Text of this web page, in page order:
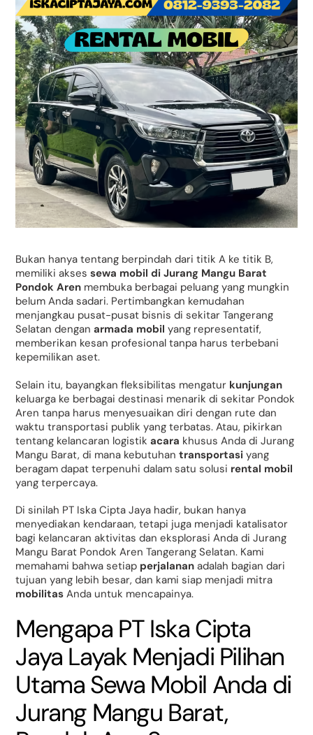
Bukan hanya tentang berpindah dari titik A ke titik B,
memiliki aksessewa mobil di Jurang Mangu Barat
Pondok Aren membuka berbagai peluang yang mungkin
belum Anda sadari. Pertimbangkan kemudahan
menjangkau pusat-pusat bisnis di sekitar Tangerang
Selatan denganarmada mobil yang representatif,
memberikan kesan profesional tanpa harus terbebani
kepemilikan aset.
Selain itu, bayangkan fleksibilitas mengatur kunjungan
keluarga ke berbagai destinasi menarik di sekitar Pondok
Aren tanpa harus menyesuaikan diri dengan rute dan
waktu transportasi publik yang terbatas. Atau, pikirkan
tentang kelancaran logistikacara khusus Anda di Jurang
Mangu Barat, di mana kebutuhantransportasi yang
beragam dapat terpenuhi dalam satu solusi rental mobil
yang terpercaya.
Di sinilah PT Iska Cipta Jaya hadir, bukan hanya
menyediakan kendaraan, tetapi juga menjadi katalisator
bagi kelancaran aktivitas dan eksplorasi Anda di Jurang
Mangu Barat Pondok Aren Tangerang Selatan. Kami
memahami bahwa setiap perjalanan adalah bagian dari
tujuan yang lebih besar, dan kami siap menjadi mitra
mobilitas Anda untuk mencapainya.
Mengapa PT Iska Cipta
Jaya Layak Menjadi Pilihan
Utama Sewa Mobil Anda di
Jurang Mangu Barat,